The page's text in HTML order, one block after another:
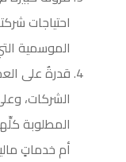
احتياجات
الموسمية
قدرةٌ على
الشركات،
المطلوبة
أم خدماتٍ